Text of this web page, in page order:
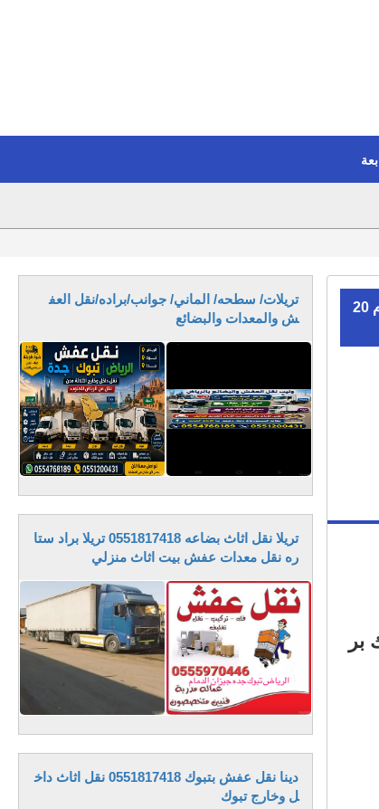
للبيع بمعرضنا#براد كرون لنقل اللحوم 20
بر
تريلات/ سطحه/ الماني/ جوانب/براده/نقل العف
ش والمعدات والبضائع
تريلا نقل اثاث بضاعه 0551817418 تريلا براد ستا
ره نقل معدات عفش بيت اثاث منزلي
دينا نقل عفش بتبوك 0551817418 نقل اثاث داخ
ل وخارج تبوك